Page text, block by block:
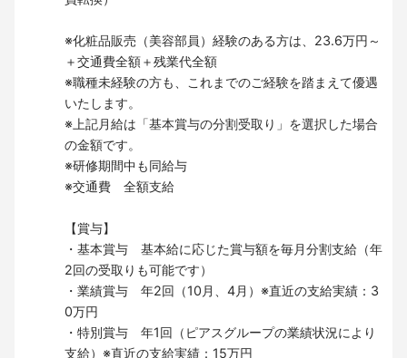
※化粧品販売（美容部員）経験のある方は、23.6万円～
＋交通費全額＋残業代全額
※職種未経験の方も、これまでのご経験を踏まえて優遇
いたします。
※上記月給は「基本賞与の分割受取り」を選択した場合
の金額です。
※研修期間中も同給与
※交通費 全額支給
【賞与】
・基本賞与 基本給に応じた賞与額を毎月分割支給（年
2回の受取りも可能です）
・業績賞与 年2回（10月、4月）※直近の支給実績：3
0万円
・特別賞与 年1回（ピアスグループの業績状況により
支給）※直近の支給実績：15万円